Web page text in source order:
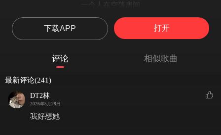
一个人在空荡房间
拼凑着关于你的回忆碎片
那时候的我好傻
以为所有阻碍不会惧怕
下载APP 打开
评论 相似歌曲
最新评论(241)
DT2林
2026年5月28日
我好想她